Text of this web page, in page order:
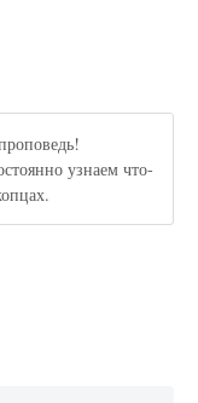
узнаем что-